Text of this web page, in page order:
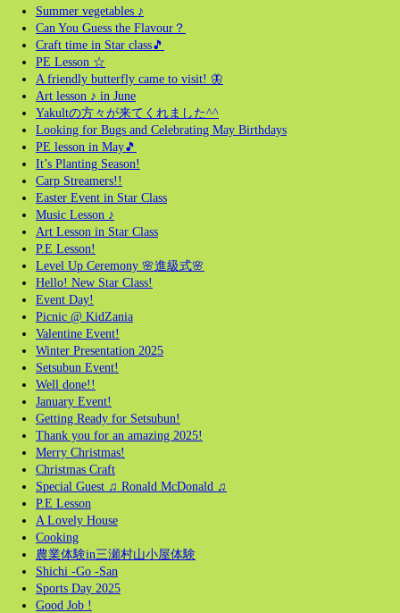
Summer vegetables ♪
Can You Guess the Flavour？
Craft time in Star class🎵
PE Lesson ☆
A friendly butterfly came to visit! 🦋
Art lesson ♪ in June
Yakultの方々が来てくれました^^
Looking for Bugs and Celebrating May Birthdays
PE lesson in May🎵
It’s Planting Season!
Carp Streamers!!
Easter Event in Star Class
Music Lesson ♪
Art Lesson in Star Class
P.E Lesson!
Level Up Ceremony 🌸進級式🌸
Hello! New Star Class!
Event Day!
Picnic @ KidZania
Valentine Event!
Winter Presentation 2025
Setsubun Event!
Well done!!
January Event!
Getting Ready for Setsubun!
Thank you for an amazing 2025!
Merry Christmas!
Christmas Craft
Special Guest ♫ Ronald McDonald ♫
P.E Lesson
A Lovely House
Cooking
農業体験in三瀬村山小屋体験
Shichi -Go -San
Sports Day 2025
Good Job !